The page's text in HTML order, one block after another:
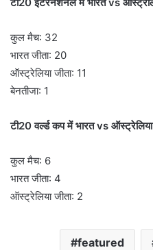
कुल मैच: 32
भारत जीता: 20
ऑस्ट्रेलिया जीता: 11
बेनतीजा: 1
टी20 वर्ल्ड कप में भारत vs ऑस्ट्रेलिया
कुल मैच: 6
भारत जीता: 4
ऑस्ट्रेलिया जीता: 2
featured